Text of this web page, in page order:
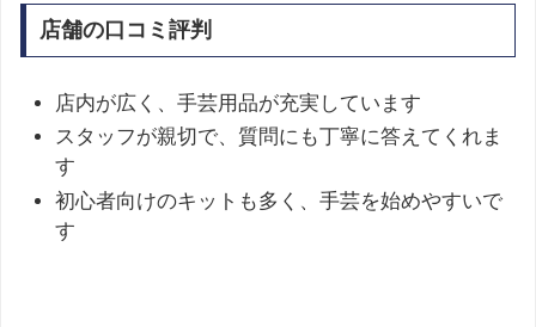
店舗の口コミ評判
店内が広く、手芸用品が充実しています
スタッフが親切で、質問にも丁寧に答えてくれま
す
初心者向けのキットも多く、手芸を始めやすいで
す